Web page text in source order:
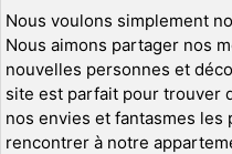
Nous voulons simplement
Nous aimons partager nos
nouvelles personnes et
site est parfait pour trouver
nos envies et fantasmes les
rencontrer à notre